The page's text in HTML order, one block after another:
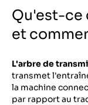
Qu'est-ce
et
L'arbre de
transmet
la machine
par rapport au